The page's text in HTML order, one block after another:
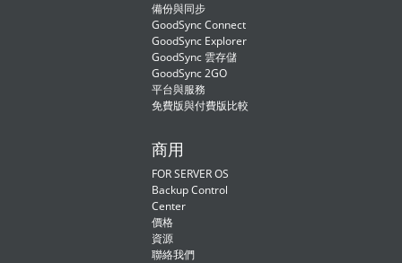
備份與同步
GoodSync Connect
GoodSync Explorer
GoodSync 雲存儲
GoodSync 2GO
平台與服務
免費版與付費版比較
商用
FOR SERVER OS
Backup Control
Center
價格
資源
聯絡我們